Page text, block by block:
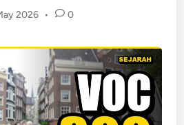
2026 • 0